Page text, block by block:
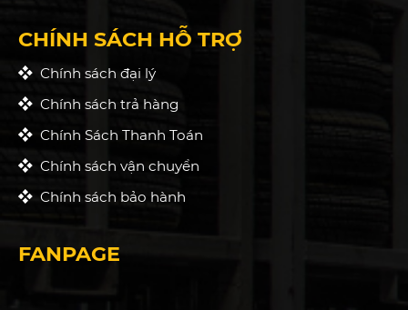
CHÍNH SÁCH HỖ TRỢ
Chính sách đại lý
Chính sách trả hàng
Chính Sách Thanh Toán
Chính sách vận chuyển
Chính sách bảo hành
FANPAGE